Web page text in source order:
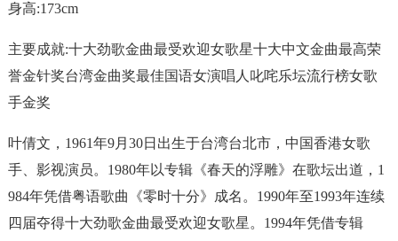
身高:173cm
主要成就:十大劲歌金曲最受欢迎女歌星十大中文金曲最高荣
誉金针奖台湾金曲奖最佳国语女演唱人叱咤乐坛流行榜女歌
手金奖
叶倩文，1961年9月30日出生于台湾台北市，中国香港女歌
手、影视演员。1980年以专辑《春天的浮雕》在歌坛出道，1
984年凭借粤语歌曲《零时十分》成名。1990年至1993年连续
四届夺得十大劲歌金曲最受欢迎女歌星。1994年凭借专辑